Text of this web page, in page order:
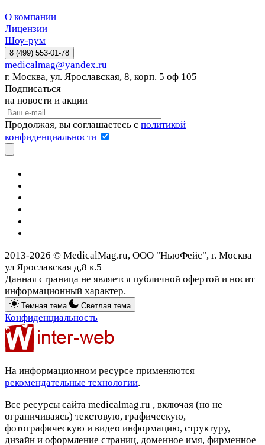
О компании
Лицензии
Шоу-рум
8 (499) 553-01-78
medicalmag@yandex.ru
г. Москва, ул. Ярославская, 8, корп. 5 оф 105
Подписаться
на новости и акции
Продолжая, вы соглашаетесь с политикой
конфиденциальности
2013-2026 © MedicalMag.ru, ООО "НьюФейс", г. Москва
ул Ярославская д,8 к.5
Данная страница не является публичной офертой и носит
информационный характер.
Темная тема Светлая тема
Конфиденциальность
На информационном ресурсе применяются
рекомендательные технологии.
Все ресурсы сайта medicalmag.ru , включая (но не
ограничиваясь) текстовую, графическую,
фотографическую и видео информацию, структуру,
дизайн и оформление страниц, доменное имя, фирменное